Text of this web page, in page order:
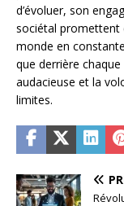
d’évoluer, son
sociétal promettent
monde en
que derrière
audacieuse et la
limites.